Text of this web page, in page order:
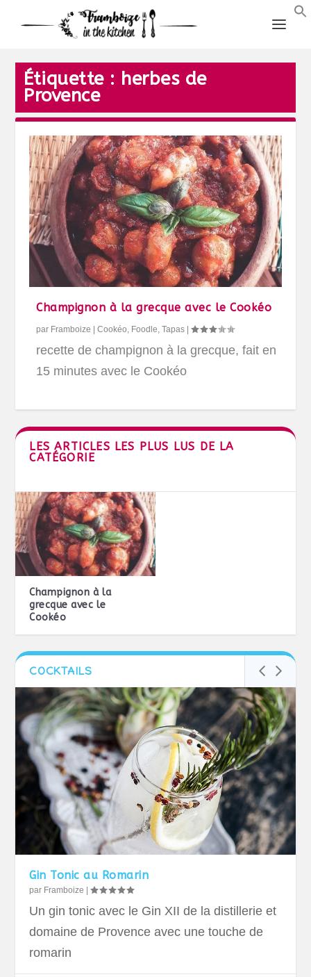
Étiquette : herbes de
Provence
Champignon à la grecque avec le Cookéo
par Framboize |Cookéo Foodle ,Tapas |
recette de champignon à la grecque, fait en
15 minutes avec le Cookéo
LES ARTICLES LES PLUS LUS DE LA
CATÉGORIE
Champignon à la
grecque avec le
Cookéo
COCKTAILS
Gin Tonic au Romarin
par Framboize |
Un gin tonic avec le Gin XII de la distillerie et
domaine de Provence avec une touche de
romarin